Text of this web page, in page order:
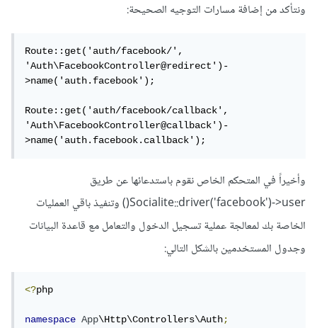
ونتأكد من إضافة مسارات التوجيه الصحيحة:
Route::get('auth/facebook/',
'Auth\FacebookController@redirect')-
>name('auth.facebook');
Route::get('auth/facebook/callback',
'Auth\FacebookController@callback')-
>name('auth.facebook.callback');
وأخيراً في المتحكم الخاص نقوم باستدعائها عن طريق
Socialite::driver('facebook')->user() وتنفيذ باقي العمليات
الخاصة بك لمعالجة عملية تسجيل الدخول والتعامل مع قاعدة البيانات
وجدول المستخدمين بالشكل التالي:
<?php
namespace App\Http\Controllers\Auth;